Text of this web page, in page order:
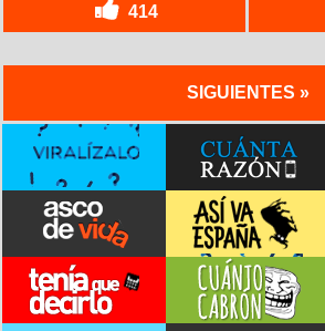
414
SIGUIENTES »